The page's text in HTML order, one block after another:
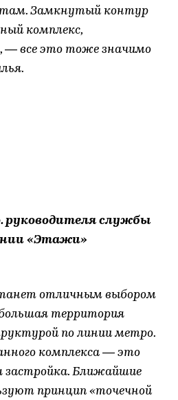
Замкнутый контур
комплекс,
— все это тоже значимо
руководителя службы
«Этажи»
отличным выбором
территория
по линии метро.
комплекса — это
застройка. Ближайшие
принцип «точечной